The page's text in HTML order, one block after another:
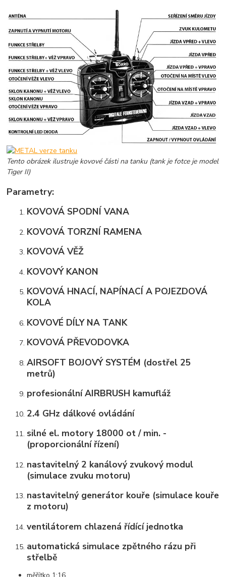
Tento obrázek ilustruje kovové části na tanku (tank je fotce je model
Tiger II)
Parametry:
KOVOVÁ SPODNÍ VANA
KOVOVÁ TORZNÍ RAMENA
KOVOVÁ VĚŽ
KOVOVÝ KANON
KOVOVÁ HNACÍ, NAPÍNACÍ A POJEZDOVÁ
KOLA
KOVOVÉ DÍLY NA TANK
KOVOVÁ PŘEVODOVKA
AIRSOFT BOJOVÝ SYSTÉM (dostřel 25
metrů)
profesionální AIRBRUSH kamufláž
2.4 GHz dálkové ovládání
silné el. motory 18000 ot / min. -
(proporcionální řízení)
nastavitelný 2 kanálový zvukový modul
(simulace zvuku motoru)
nastavitelný generátor kouře (simulace kouře
z motoru)
ventilátorem chlazená řídící jednotka
automatická simulace zpětného rázu při
střelbě